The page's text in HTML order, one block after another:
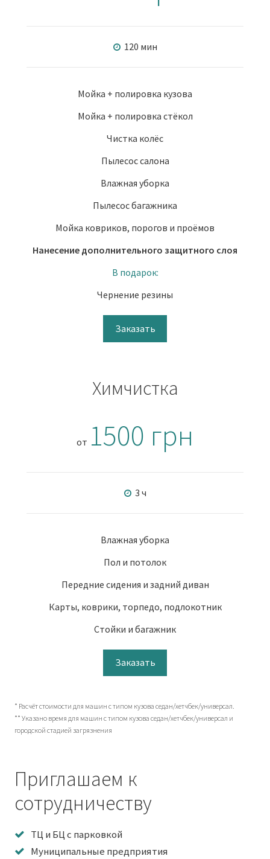
120 мин
Мойка + полировка кузова
Мойка + полировка стёкол
Чистка колёс
Пылесос салона
Влажная уборка
Пылесос багажника
Мойка ковриков, порогов и проёмов
Нанесение дополнительного защитного слоя
В подарок:
Чернение резины
Заказать
Химчистка
от 1500 грн
3 ч
Влажная уборка
Пол и потолок
Передние сидения и задний диван
Карты, коврики, торпедо, подлокотник
Стойки и багажник
Заказать
* Расчёт стоимости для машин с типом кузова седан/хетчбек/универсал.
** Указано время для машин с типом кузова седан/хетчбек/универсал и
городской стадией загрязнения
Приглашаем к
сотрудничеству
ТЦ и БЦ с парковкой
Муниципальные предприятия